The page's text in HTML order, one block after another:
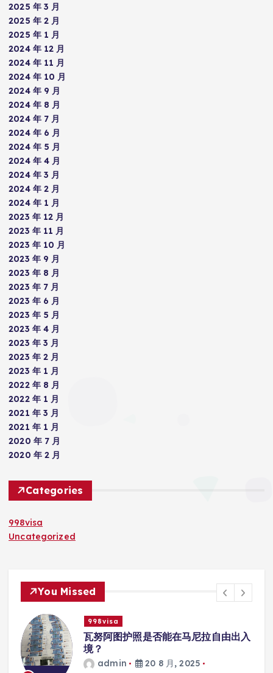
2025 年 3 月
2025 年 2 月
2025 年 1 月
2024 年 12 月
2024 年 11 月
2024 年 10 月
2024 年 9 月
2024 年 8 月
2024 年 7 月
2024 年 6 月
2024 年 5 月
2024 年 4 月
2024 年 3 月
2024 年 2 月
2024 年 1 月
2023 年 12 月
2023 年 11 月
2023 年 10 月
2023 年 9 月
2023 年 8 月
2023 年 7 月
2023 年 6 月
2023 年 5 月
2023 年 4 月
2023 年 3 月
2023 年 2 月
2023 年 1 月
2022 年 8 月
2022 年 1 月
2021 年 3 月
2021 年 1 月
2020 年 7 月
2020 年 2 月
Categories
998visa
Uncategorized
You Missed
998visa
瓦努阿图护照是否能在马尼拉使用国际
学校的注册？
admin
20 8 月, 2025